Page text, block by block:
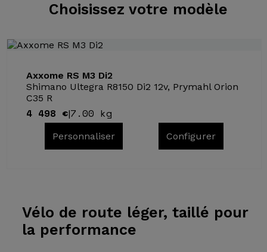
Choisissez votre modèle
Axxome RS M3 Di2
Shimano Ultegra R8150 Di2 12v, Prymahl Orion
C35 R
4 498 €|7.00 kg
Personnaliser Configurer
Vélo de route léger, taillé pour
la performance